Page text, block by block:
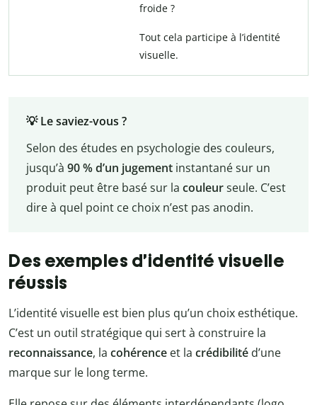
froide ?
Tout cela participe à l’identité
visuelle.
💡 Le saviez-vous ?
Selon des études en psychologie des couleurs,
jusqu’à 90 % d’un jugementinstantané sur un
produit peut être basé sur la couleurseule. C’est
dire à quel point ce choix n’est pas anodin.
Des exemples d’identité visuelle
réussis
L’identité visuelle est bien plus qu’un choix esthétique.
C’est un outil stratégique qui sert à construire la
reconnaissance, la cohérence et la crédibilité d’une
marque sur le long terme.